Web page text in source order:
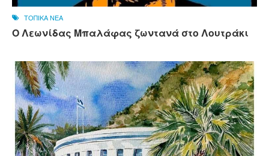
ΤΟΠΙΚΑ ΝΕΑ
Ο Λεωνίδας Μπαλάφας ζωντανά στο Λουτράκι